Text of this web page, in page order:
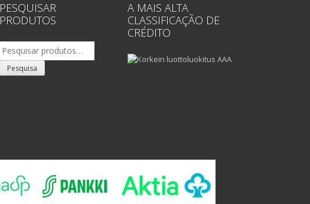
PESQUISAR
PRODUTOS
Pesquisar
por:
Pesquisa
A MAIS ALTA
CLASSIFICAÇÃO DE
CRÉDITO